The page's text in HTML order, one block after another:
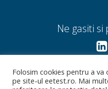
Ne gasiti
Folosim cookies pentru a
pe site-ul eetest.ro. Mai